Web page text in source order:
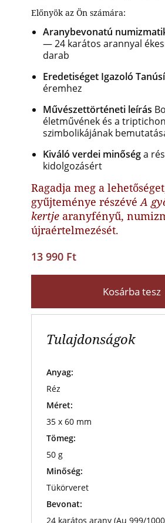
Előnyök az Ön számára:
Aranybevonatú
— 24 karátos arannyal
darab
Eredetiséget Igazoló
éremhez
Művészettörténeti leírás
életművének és a triptichon
szimbolikájának
Kiváló verdei minőséga
kidolgozásért
Ragadja meg a
gyűjteménye részévéA
kertje aranyfényű,
újraértelmezését.
13 990 Ft
Kosárba tesz
Tulajdonságok
Anyag:
Réz
Méret:
35 x 60 mm
Tömeg:
50 g
Minőség:
Tükörveret
Bevonat:
24 karátos arany (Au 999/